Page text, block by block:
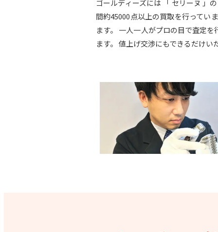
ゴールディーズには 「 セリーヌ 」
間約45000点以上の買取を行ってい
ます。 一人一人がプロの目で査定
ます。 値上げ交渉にもできるだけ